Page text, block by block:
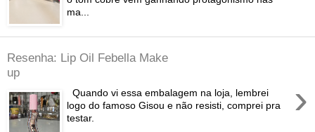
ma...
Resenha: Lip Oil Febella Make
up
›
Quando vi essa embalagem na loja, lembrei
logo do famoso Gisou e não resisti, comprei pra
testar.